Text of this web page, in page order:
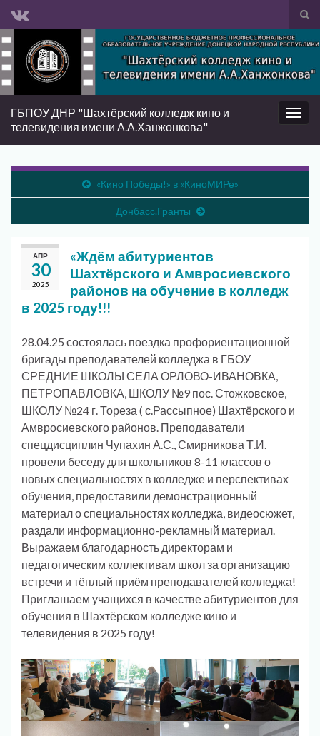
Вкл/
Search for:
Вкл/
ГБПОУ ДНР "Шахтёрский колледж кино и
телевидения имени А.А.Ханжонкова"
«Кино Победы!» в «КиноМИРе»
Донбасс.Гранты
АПР
30
2025
«Ждём абитуриентов
Шахтёрского и Амвросиевского
районов на обучение в колледж
в 2025 году!!!
28.04.25 состоялась поездка профориентационной
бригады преподавателей колледжа в ГБОУ
СРЕДНИЕ ШКОЛЫ СЕЛА ОРЛОВО-ИВАНОВКА,
ПЕТРОПАВЛОВКА, ШКОЛУ №9 пос. Стожковское,
ШКОЛУ №24 г. Тореза ( с.Рассыпное) Шахтёрского и
Амвросиевского районов. Преподаватели
спецдисциплин Чупахин А.С., Смирникова Т.И.
провели беседу для школьников 8-11 классов о
новых специальностях в колледже и перспективах
обучения, предоставили демонстрационный
материал о специальностях колледжа, видеосюжет,
раздали информационно-рекламный материал.
Выражаем благодарность директорам и
педагогическим коллективам школ за организацию
встречи и тёплый приём преподавателей колледжа!
Приглашаем учащихся в качестве абитуриентов для
обучения в Шахтёрском колледже кино и
телевидения в 2025 году!